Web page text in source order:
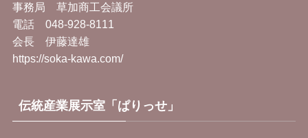
事務局 草加商工会議所
電話 048-928-8111
会長 伊藤達雄
https://soka-kawa.com/
伝統産業展示室「ぱりっせ」